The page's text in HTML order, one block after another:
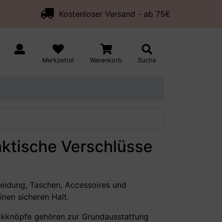
Kostenloser Versand - ab 75€
Merkzettel Warenkorb Suche
Verschlüsse
Taschen, Accessoires und
sicheren Halt.
gehören zur Grundausstattung